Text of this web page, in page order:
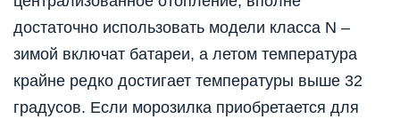
достаточно использовать модели класса N –
зимой включат батареи, а летом температура
крайне редко достигает температуры выше 32
градусов. Если морозилка приобретается для